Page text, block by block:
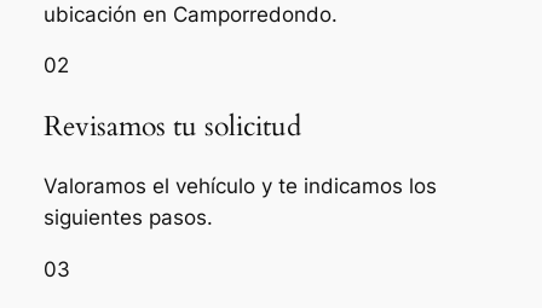
ubicación en Camporredondo.
02
Revisamos tu solicitud
Valoramos el vehículo y te indicamos los
siguientes pasos.
03